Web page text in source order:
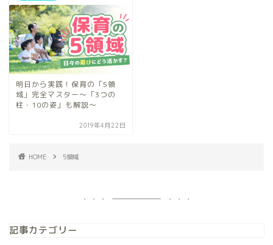
明日から実践！保育の「5領
域」完全マスター～「3つの
柱・10の姿」も解説～
2019年4月22日
HOME 5領域
記事カテゴリー